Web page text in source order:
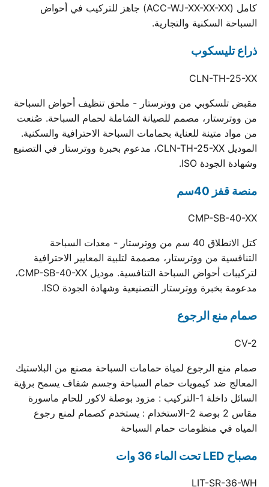
كامل (ACC-WJ-XX-XX-XX) جاهز للتركيب في أحواض
السباحة السكنية والتجارية.
ذراع تليسكوب
CLN-TH-25-XX
مقبض تلسكوبي من ووترستار - ملحق تنظيف أحواض السباحة
من ووترستار، مصمم للصيانة الشاملة لحمام السباحة. صُنعت
من مواد متينة للعناية بحمامات السباحة الاحترافية والسكنية.
الموديل CLN-TH-25-XX، مدعوم بخبرة ووترستار في التصنيع
وشهادة الجودة ISO.
منصة قفز 40سم
CMP-SB-40-XX
كتل الانطلاق 40 سم من ووترستار - معدات السباحة
التنافسية من ووترستار، مصممة لتلبية المعايير الاحترافية
لتركيبات أحواض السباحة التنافسية. موديل CMP-SB-40-XX،
مدعومة بخبرة ووترستار التصنيعية وشهادة الجودة ISO.
صمام منع الرجوع
CV-2
صمام منع الرجوع لمياة حمامات السباحة مصنع من البلاستيك
المعالج ضد كيمويات حمام السباحة وجسم شفاف يسمح برؤية
السائل داخلة 1-التركيب : مزود بوصلة لاكور للحام ماسورة
مقاس 2 بوصة 2-الاستخدام : يستخدم كصمام لمنع رجوع
المياه في منظومات حمام السباحة
مصباح LED تحت الماء 36 وات
LIT-SR-36-WH